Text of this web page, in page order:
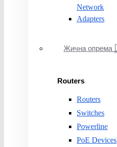
Network
Adapters
Жична опрема
Routers
Routers
Switches
Powerline
PoE Devices